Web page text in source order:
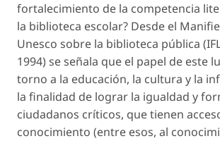
fortalecimiento de la competencia
la biblioteca escolar? Desde el
Unesco sobre la biblioteca pública
1994) se señala que el papel de este
torno a la educación, la cultura y la
la finalidad de lograr la igualdad y
ciudadanos críticos, que tienen
conocimiento (entre esos, al